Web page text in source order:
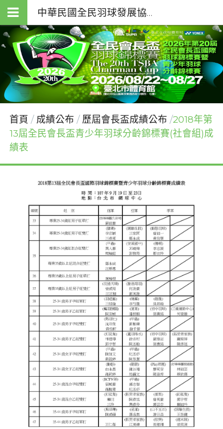
中華民國全民羽球發展協會（T.S.B.A.）
首頁 成績公布 歷屆會長盃成績公布 2018年第
13屆全民會長盃青少年羽球分齡錦標賽(社會組)成
績表